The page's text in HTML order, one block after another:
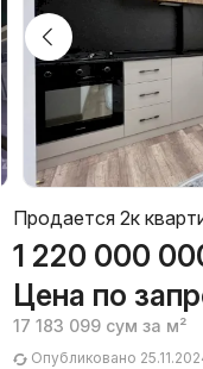
Продается 2к
1 220 000
Цена по
17 183 099 сум за м²
Опубликовано